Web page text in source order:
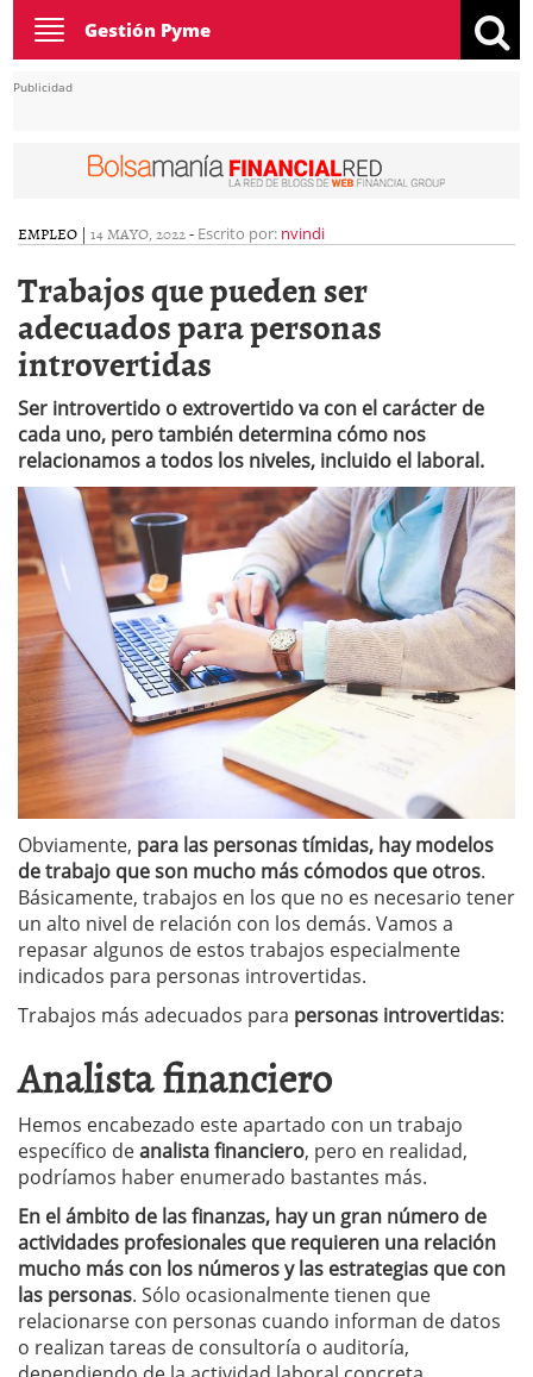
Toggle
navigation
Gestión Pyme
Publicidad
EMPLEO | 14 MAYO, 2022- Escrito por: nvindi
Trabajos que pueden ser
adecuados para personas
introvertidas
Ser introvertido o extrovertido va con el carácter de
cada uno, pero también determina cómo nos
relacionamos a todos los niveles, incluido el laboral.
Obviamente, para las personas tímidas, hay modelos
de trabajo que son mucho más cómodos que otros.
Básicamente, trabajos en los que no es necesario tener
un alto nivel de relación con los demás. Vamos a
repasar algunos de estos trabajos especialmente
indicados para personas introvertidas.
Trabajos más adecuados para personas introvertidas:
Analista financiero
Hemos encabezado este apartado con un trabajo
específico deanalista financiero, pero en realidad,
podríamos haber enumerado bastantes más.
En el ámbito de las finanzas, hay un gran número de
actividades profesionales que requieren una relación
mucho más con los números y las estrategias que con
las personas. Sólo ocasionalmente tienen que
relacionarse con personas cuando informan de datos
o realizan tareas de consultoría o auditoría,